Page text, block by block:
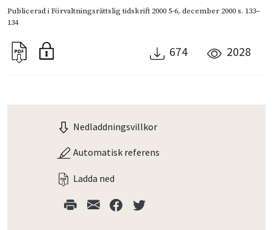
Publicerad iFörvaltningsrättslig tidskrift 2000 5-6, december 2000s. 133–
134
674 2028
Nedladdningsvillkor
Automatisk referens
Ladda ned